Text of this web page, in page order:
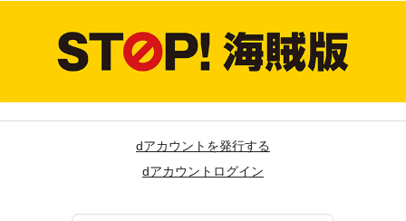
dアカウントを発行する
dアカウントログイン